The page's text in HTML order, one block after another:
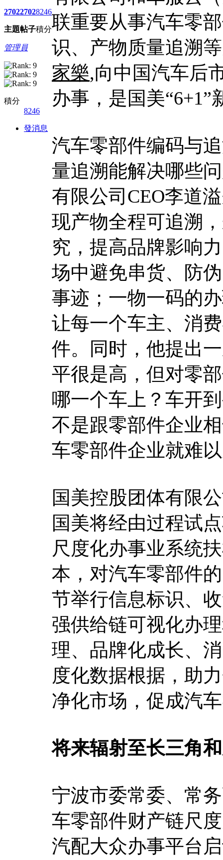
2702
主題
2702
帖子
8246
積分
管理員
積分
8246
發消息
联重要从事汽车零
识、产物质量追溯
家樂,向中国汽车后
办事，是国美
汽车零部件编码与
量追溯能解决哪些
有限公司CEO李道
现产物全程可追溯
究，提高品牌影响
场中避免串货、防
事迹；一物一码的
让每一个车主、消
件。同时，他提出
平很是高，但对零
哪一个车上？车开
不是跟零部件企业
车零部件企业就难
国美控股团体有限
国美将经由过程试
尺度化办事业系统
本，对汽车零部件
节举行信息标识、
强供给链可视化办
理、品牌化成长、
度化数据根据，助
净化市场，促成汽
将来辐射至长三角
宁波市委常委、常
车零部件财产链尺
汽配大众办事平台